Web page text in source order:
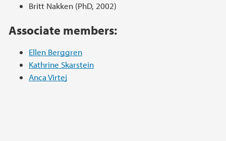
Britt Nakken (PhD, 2002)
Associate members:
Ellen Berggren
Kathrine Skarstein
Anca Virtej